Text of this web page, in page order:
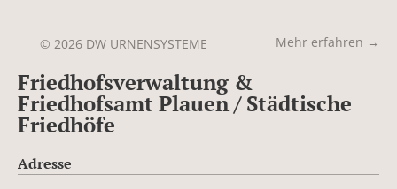
© 2026 DW URNENSYSTEME Mehr erfahren →
Friedhofsverwaltung &
Friedhofsamt Plauen / Städtische
Friedhöfe
Adresse